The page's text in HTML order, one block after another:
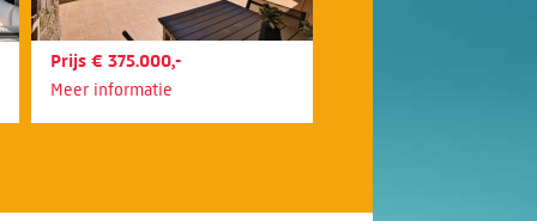
Prijs € 375.000,-
Meer informatie